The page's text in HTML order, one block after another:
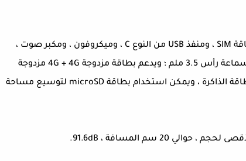
OPPO Reno 10x Zoom Edition يحدد فتحة لبطاقة SIM ، ومنفذ USB من النوع C ، وميكروفون ، ومكبر صوت ،
وهوائي تحت جسم الطائرة ، لا يوجد به مقبس سماعة رأس 3.5 ملم ؛ ويدعم بطاقة مزدوجة 4G + 4G مزدوجة
الاحتياطية ، و SIM 2 و microSD تتم مشاركة بطاقة الذاكرة ، ويمكن استخدام بطاقة microSD لتوسيع مساحة